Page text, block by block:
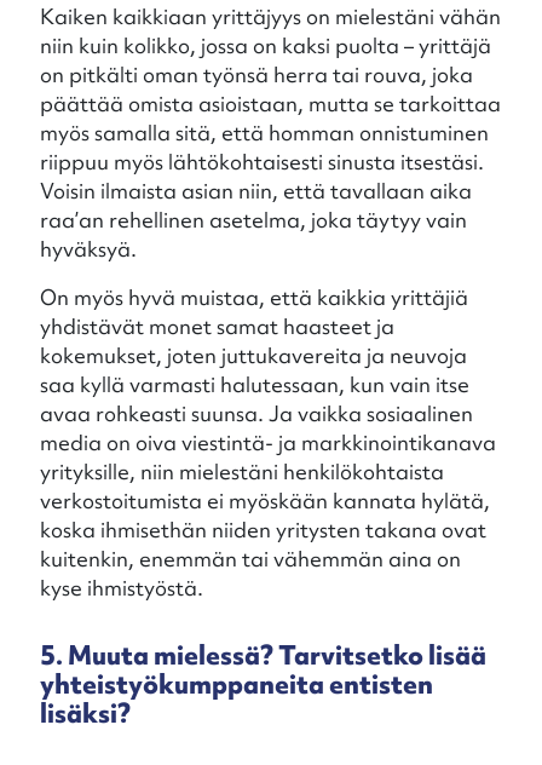
Kaiken kaikkiaan yrittäjyys on mielestäni vähän
niin kuin kolikko, jossa on kaksi puolta – yrittäjä
on pitkälti oman työnsä herra tai rouva, joka
päättää omista asioistaan, mutta se tarkoittaa
myös samalla sitä, että homman onnistuminen
riippuu myös lähtökohtaisesti sinusta itsestäsi.
Voisin ilmaista asian niin, että tavallaan aika
raa’an rehellinen asetelma, joka täytyy vain
hyväksyä.
On myös hyvä muistaa, että kaikkia yrittäjiä
yhdistävät monet samat haasteet ja
kokemukset, joten juttukavereita ja neuvoja
saa kyllä varmasti halutessaan, kun vain itse
avaa rohkeasti suunsa. Ja vaikka sosiaalinen
media on oiva viestintä- ja markkinointikanava
yrityksille, niin mielestäni henkilökohtaista
verkostoitumista ei myöskään kannata hylätä,
koska ihmisethän niiden yritysten takana ovat
kuitenkin, enemmän tai vähemmän aina on
kyse ihmistyöstä.
5. Muuta mielessä? Tarvitsetko lisää
yhteistyökumppaneita entisten
lisäksi?